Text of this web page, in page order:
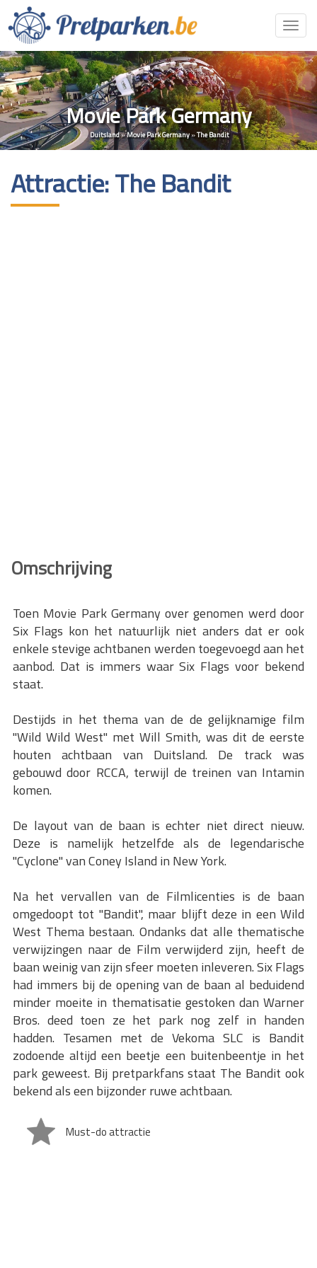
Movie Park Germany
Duitsland»Movie Park Germany»The Bandit
Attractie: The Bandit
Omschrijving
Toen Movie Park Germany over genomen werd door
Six Flags kon het natuurlijk niet anders dat er ook
enkele stevige achtbanen werden toegevoegd aan het
aanbod. Dat is immers waar Six Flags voor bekend
staat.
Destijds in het thema van de de gelijknamige film
"Wild Wild West" met Will Smith, was dit de eerste
houten achtbaan van Duitsland. De track was
gebouwd door RCCA, terwijl de treinen van Intamin
komen.
De layout van de baan is echter niet direct nieuw.
Deze is namelijk hetzelfde als de legendarische
"Cyclone" van Coney Island in New York.
Na het vervallen van de Filmlicenties is de baan
omgedoopt tot "Bandit", maar blijft deze in een Wild
West Thema bestaan. Ondanks dat alle thematische
verwijzingen naar de Film verwijderd zijn, heeft de
baan weinig van zijn sfeer moeten inleveren. Six Flags
had immers bij de opening van de baan al beduidend
minder moeite in thematisatie gestoken dan Warner
Bros. deed toen ze het park nog zelf in handen
hadden. Tesamen met de Vekoma SLC is Bandit
zodoende altijd een beetje een buitenbeentje in het
park geweest. Bij pretparkfans staat The Bandit ook
bekend als een bijzonder ruwe achtbaan.
Must-do attractie